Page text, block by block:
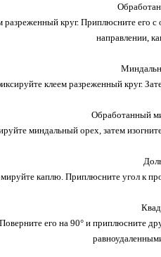
разреженный круг. Приплюсните его
направлении,
клеем разреженный круг.
Обработанный
миндальный орех, затем
каплю. Приплюсните угол к
его на 90° и приплюсните